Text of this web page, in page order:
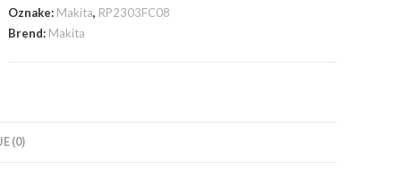
2100W,
sa
Oznake: Makita, RP2303FC08
Brend: Makita
(0)